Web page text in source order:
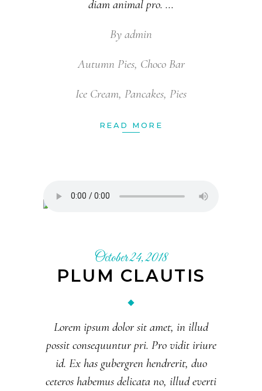
diam animal pro.
By admin
Autumn Pies, Choco Bar
Ice Cream, Pancakes, Pies
READ MORE
October 24, 2018
PLUM CLAUTIS
Lorem ipsum dolor sit amet, in illud
possit consequuntur pri. Pro vidit iriure
id. Ex has gubergren hendrerit, duo
ceteros habemus delicata no, illud everti